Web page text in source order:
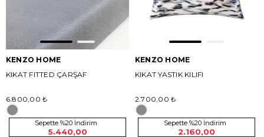
KENZO HOME
KIKAT FITTED ÇARŞAF
6.800,00 ₺
Sepette %20 İndirim
5.440,00
KENZO HOME
KIKAT YASTIK KILIFI
2.700,00 ₺
Sepette %20 İndirim
2.160,00